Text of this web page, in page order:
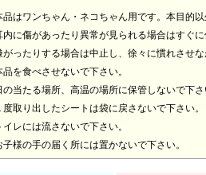
品はワンちゃん・ネコちゃん用です。本目的
内に傷があったり異常が見られる場合はすぐ
がったりする場合は中止し、徐々に慣れさせな
品を食べさせないで下さい。
の当たる場所、高温の場所に保管しないで下さ
度取り出したシートは袋に戻さないで下さい。
イレには流さないで下さい。
子様の手の届く所には置かないで下さい。